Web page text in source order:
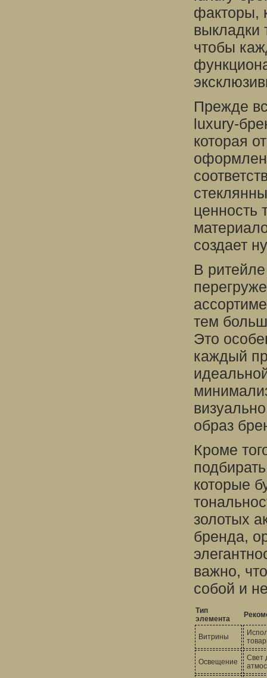
факторы,
выкладки
чтобы
Прежде
luxury-
которая
ценность
создает
В
тем
Это
каждый
образ
Кроме
которые
золотых
бренда,
важно,
собой и
Тип
элемента
Витрины
Освещение
Свет